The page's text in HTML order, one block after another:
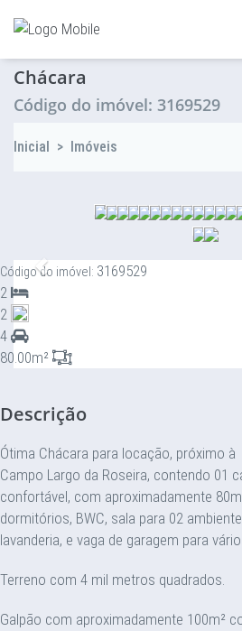
Chácara
Código do imóvel: 3169529
Inicial > Imóveis
Anterior
Código do imóvel: 3169529
2
2
4
80.00m²
Descrição
Ótima Chácara para locação, próximo à
Campo Largo da Roseira, contendo 01
confortável, com aproximadamente
dormitórios, BWC, sala para 02
lavanderia, e vaga de garagem para
Terreno com 4 mil metros quadrados.
Galpão com aproximadamente 100m²